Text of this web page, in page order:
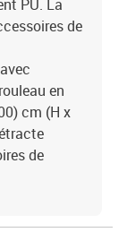
PU. La
de
en
cm (H x
de